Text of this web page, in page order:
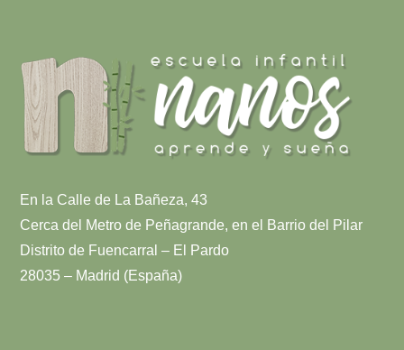
En la Calle de La Bañeza, 43
Cerca del Metro de Peñagrande, en el Barrio del Pilar
Distrito de Fuencarral – El Pardo
28035 – Madrid (España)